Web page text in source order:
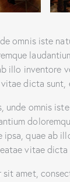
omnis iste
illo inventore
dicta sunt,
unde omnis
ipsa, quae ab
vitae dicta
sit amet,